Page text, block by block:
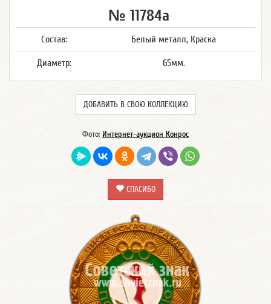
№ 11784а
Состав: Белый металл, Краска
Диаметр: 65мм.
ДОБАВИТЬ В СВОЮ КОЛЛЕКЦИЮ
Фото: Интернет-аукцион Конрос
СПАСИБО